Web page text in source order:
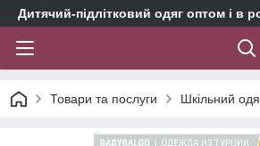
Дитячий-підлітковий одяг оптом і в
Товари та послуги Шкільний